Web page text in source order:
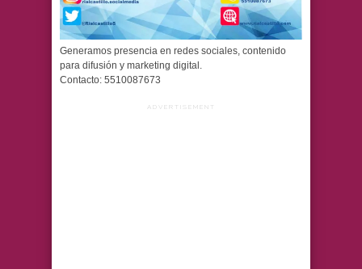
Generamos presencia en redes sociales, contenido
para difusión y marketing digital.
Contacto: 5510087673
ADVERTISEMENT